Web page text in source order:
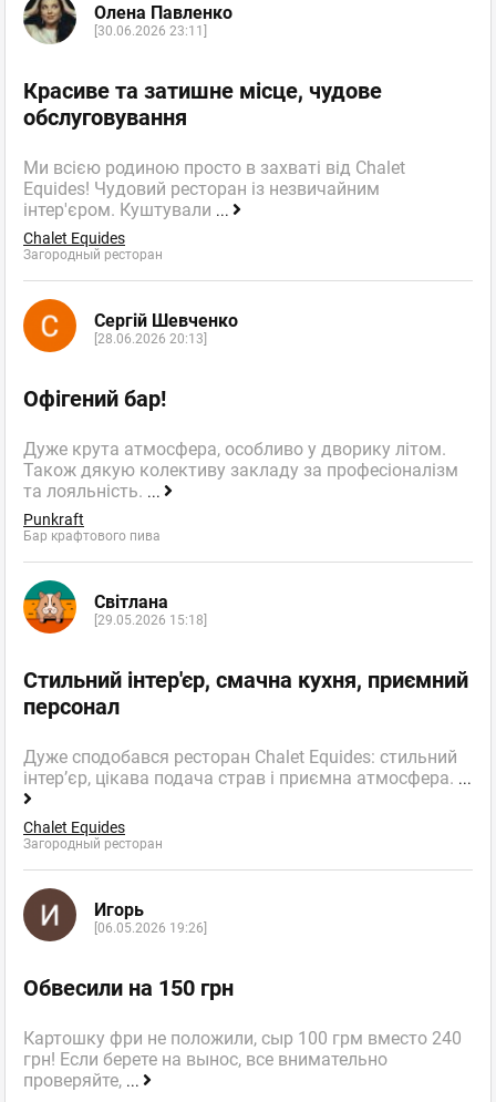
Олена Павленко
[30.06.2026 23:11]
Красиве та затишне місце, чудове
обслуговування
Ми всією родиною просто в захваті від Chalet
Equides! Чудовий ресторан із незвичайним
інтер'єром. Куштували ...
Chalet Equides
Загородный ресторан
Сергій Шевченко
[28.06.2026 20:13]
Офігений бар!
Дуже крута атмосфера, особливо у дворику літом.
Також дякую колективу закладу за професіоналізм
та лояльність. ...
Punkraft
Бар крафтового пива
Світлана
[29.05.2026 15:18]
Стильний інтер'єр, смачна кухня, приємний
персонал
Дуже сподобався ресторан Chalet Equides: стильний
інтер’єр, цікава подача страв і приємна атмосфера. ...
Chalet Equides
Загородный ресторан
Игорь
[06.05.2026 19:26]
Обвесили на 150 грн
Картошку фри не положили, сыр 100 грм вместо 240
грн! Если берете на вынос, все внимательно
проверяйте, ...